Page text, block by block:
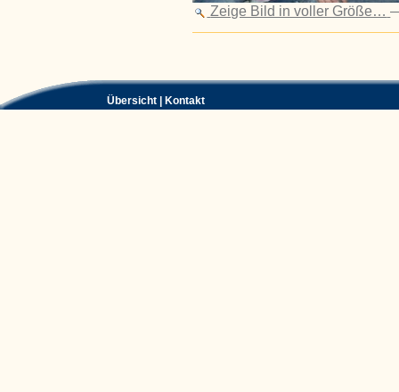
Zeige Bild in voller Größe…
Übersicht Kontakt